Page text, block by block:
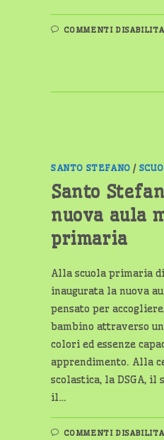
COMMENTI
SANTO STEFANO /
Santo
nuova aula
primaria
Alla scuola primaria
inaugurata la nuova
pensato per
bambino attraverso
colori ed essenze
apprendimento. Alla
scolastica, la DSGA, il
il…
COMMENTI